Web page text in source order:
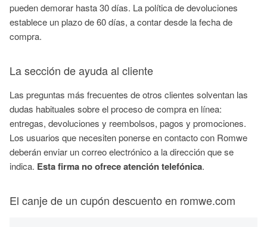
pueden demorar hasta 30 días. La política de devoluciones
establece un plazo de 60 días, a contar desde la fecha de
compra.
La sección de ayuda al cliente
Las preguntas más frecuentes de otros clientes solventan las
dudas habituales sobre el proceso de compra en línea:
entregas, devoluciones y reembolsos, pagos y promociones.
Los usuarios que necesiten ponerse en contacto con Romwe
deberán enviar un correo electrónico a la dirección que se
indica. Esta firma no ofrece atención telefónica.
El canje de un cupón descuento en romwe.com